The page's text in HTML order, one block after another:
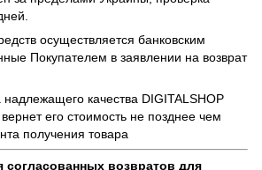
осуществляется банковским
Покупателем в заявлении на возврат
надлежащего качества DIGITALSHOP
вернет его стоимость не позднее чем
получения товара
согласованных возвратов для